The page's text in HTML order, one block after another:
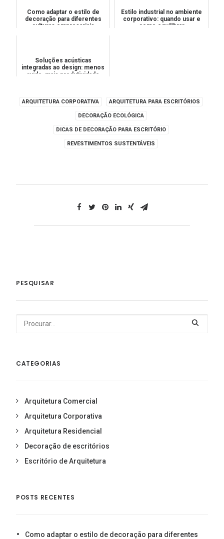
Como adaptar o estilo de
decoração para diferentes
culturas empresariais
Estilo industrial no ambiente
corporativo: quando usar e
como equilibrar
Soluções acústicas
integradas ao design: menos
ruído, mais produtividade
ARQUITETURA CORPORATIVA ARQUITETURA PARA ESCRITÓRIOS
DECORAÇÃO ECOLÓGICA
DICAS DE DECORAÇÃO PARA ESCRITÓRIO
REVESTIMENTOS SUSTENTÁVEIS
PESQUISAR
CATEGORIAS
Arquitetura Comercial
Arquitetura Corporativa
Arquitetura Residencial
Decoração de escritórios
Escritório de Arquitetura
POSTS RECENTES
Como adaptar o estilo de decoração para diferentes